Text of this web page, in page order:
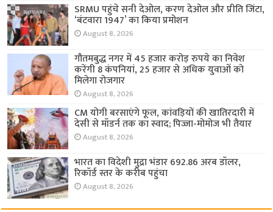
SRMU पहुंचे सनी देओल, करण देओल और प्रीति जिंटा,
‘बंटवारा 1947’ का किया प्रमोशन
August 8, 2026
गौतमबुद्ध नगर में 45 हजार करोड़ रुपये का निवेश
करेंगी 8 कंपनियां, 25 हजार से अधिक युवाओं को
मिलेगा रोजगार
August 8, 2026
CM योगी बरसाएंगे फूल, कांवड़ियों की खातिरदारी में
देसी से मॉडर्न तक का स्वाद; पिज्जा-मोमोज भी तैयार
August 8, 2026
भारत का विदेशी मुद्रा भंडार 692.86 अरब डॉलर,
रिकॉर्ड स्तर के करीब पहुंचा
August 8, 2026